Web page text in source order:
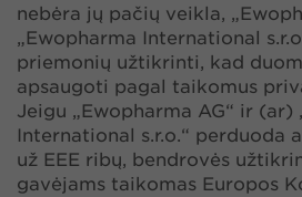
nebėra jų pačių veikla,
„Ewopharma International
priemonių užtikrinti, kad
apsaugoti pagal taikomus
Jeigu „Ewopharma AG“ ir (ar)
International s.r.o.“ perduoda
už EEE ribų, bendrovės
gavėjams taikomas Europos